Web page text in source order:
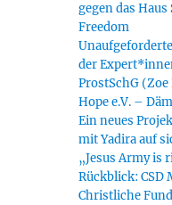
gegen das
Freedom
der
ProstSchG
Hope e.V. –
Ein neues
mit Yadira auf
„Jesus Army is
Rückblick: CSD
Christliche